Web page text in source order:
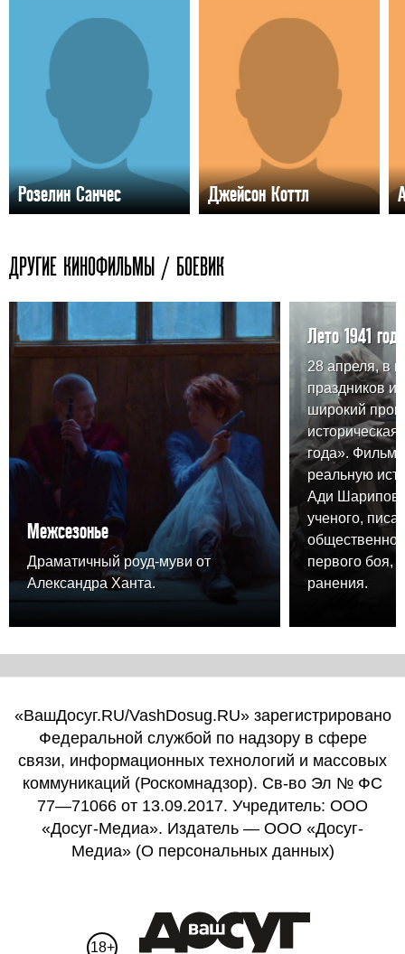
Розелин Санчес Джейсон Коттл
ДРУГИЕ КИНОФИЛЬМЫ / БОЕВИК
Межсезонье
Драматичный роуд-муви от
Александра Ханта.
Лето 1941 года
28 апреля, в
праздников
широкий
года». Фильм
реальную
Ади
ученого,
первого боя,
ранения.
«ВашДосуг.RU/VashDosug.RU» зарегистрировано
Федеральной службой по надзору в сфере
связи, информационных технологий и массовых
коммуникаций (Роскомнадзор). Св-во Эл № ФС
77—71066 от 13.09.2017. Учредитель: ООО
«Досуг-Медиа». Издатель — ООО «Досуг-
Медиа» (О персональных данных)
18+